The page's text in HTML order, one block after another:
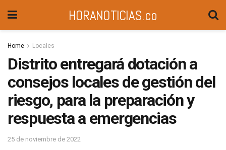
HORANOTICIAS.co
Home Locales
Distrito entregará dotación a
consejos locales de gestión del
riesgo, para la preparación y
respuesta a emergencias
25 de noviembre de 2022